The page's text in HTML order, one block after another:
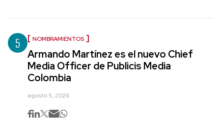
5 NOMBRAMIENTOS
Armando Martínez es el nuevo Chief
Media Officer de Publicis Media
Colombia
agosto 5, 2026